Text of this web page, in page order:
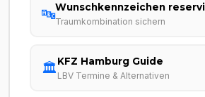
🔤Wunschkennzeichen
Traumkombination sichern
🏛️KFZ Hamburg Guide
LBV Termine & Alternativen